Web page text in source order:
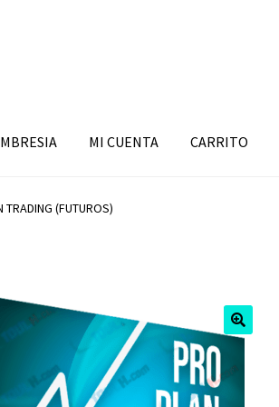
MI CUENTA CARRITO
TRADING (FUTUROS)